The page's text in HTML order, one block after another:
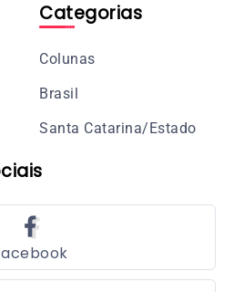
Categorias
Colunas
Brasil
Santa Catarina/Estado